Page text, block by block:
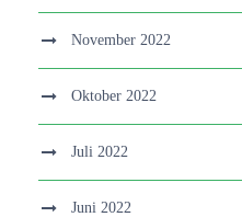
November 2022
Oktober 2022
Juli 2022
Juni 2022